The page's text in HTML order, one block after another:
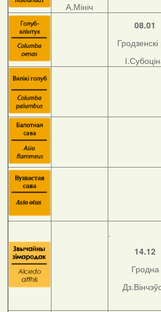
А.Мініч
08.01
.
14.12
Гродна